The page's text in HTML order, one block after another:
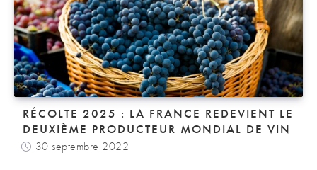
RÉCOLTE 2025 : LA FRANCE REDEVIENT LE
DEUXIÈME PRODUCTEUR MONDIAL DE VIN
30 septembre 2022